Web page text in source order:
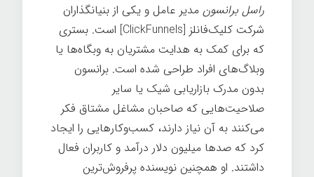
راسل برانسون مدیر عامل و یکی از بنیانگذاران
شرکت کلیک‌فانلز [ClickFunnels] است. بستری
که برای کمک به هدایت مشتریان به وبگاه‌ها یا
وبلاگ‌های افراد طراحی شده است. برانسون
بدون مدرک بازاریابی شیک یا سایر
صلاحیت‌هایی که صاحبان مشاغل مشتاق فکر
می‌کنند به آن نیاز دارند، کسب‌وکارهایی را ایجاد
کرد که صدها میلیون دلار درآمد و کاربران فعال
داشتند. او همچنین نویسنده پرفروش‌ترین